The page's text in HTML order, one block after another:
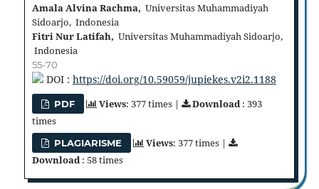
Amala Alvina Rachma, Universitas Muhammadiyah
Sidoarjo, Indonesia
Fitri Nur Latifah, Universitas Muhammadiyah Sidoarjo,
Indonesia
55-70
DOI : https://doi.org/10.59059/jupiekes.v2i2.1188
PDF Views: 377 times | Download: 393
times
PLAGIARISME Views: 377 times |
Download: 58 times